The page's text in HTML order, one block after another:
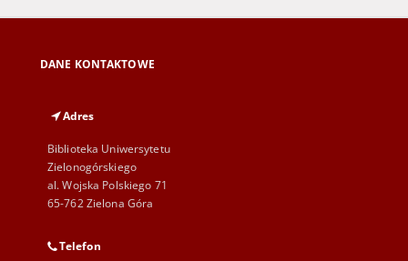
DANE KONTAKTOWE
Adres
Biblioteka Uniwersytetu
Zielonogórskiego
al. Wojska Polskiego 71
65-762 Zielona Góra
Telefon